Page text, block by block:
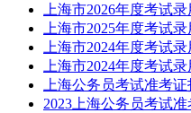
上海市2026年度考试
上海市2025年度考试
上海市2024年度考试
上海市2024年度考试
上海公务员考试准考
2023上海公务员考试